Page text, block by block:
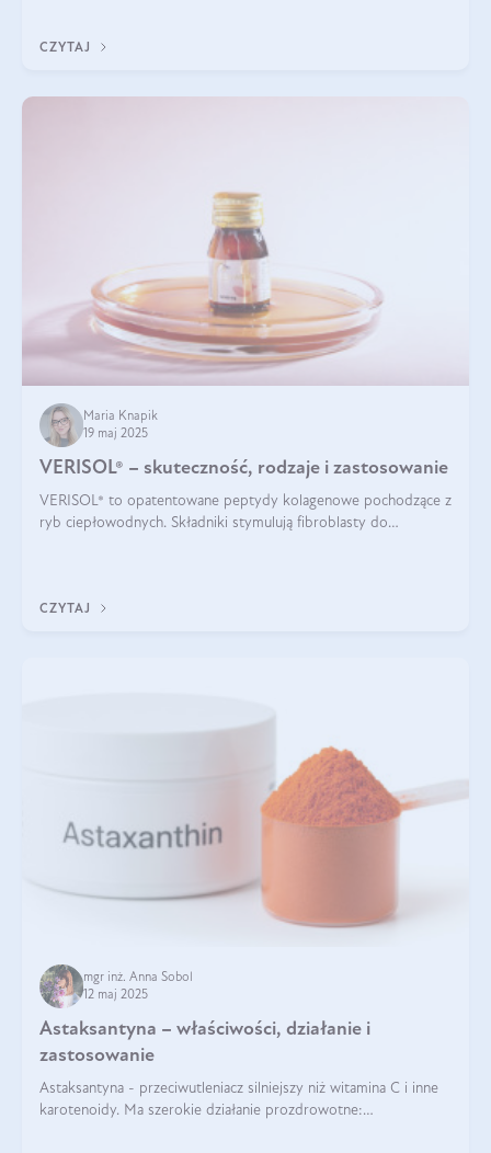
CZYTAJ
Maria Knapik
19 maj 2025
VERISOL® – skuteczność, rodzaje i zastosowanie
VERISOL® to opatentowane peptydy kolagenowe pochodzące z
ryb ciepłowodnych. Składniki stymulują fibroblasty do
CZYTAJ
mgr inż. Anna Sobol
12 maj 2025
Astaksantyna – właściwości, działanie i
zastosowanie
Astaksantyna - przeciwutleniacz silniejszy niż witamina C i inne
karotenoidy. Ma szerokie działanie prozdrowotne: